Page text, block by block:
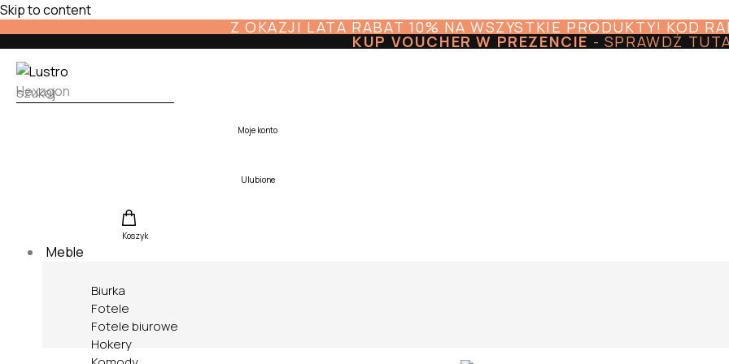
Skip to content
Z OKAZJI LATA RABAT 10% NA WSZYSTKIE PRODUKTY! KOD
KUP VOUCHER W PREZENCIE - SPRAWDŹ
Moje konto
Ulubione
Koszyk
Meble
Biurka
Fotele
Fotele biurowe
Hokery